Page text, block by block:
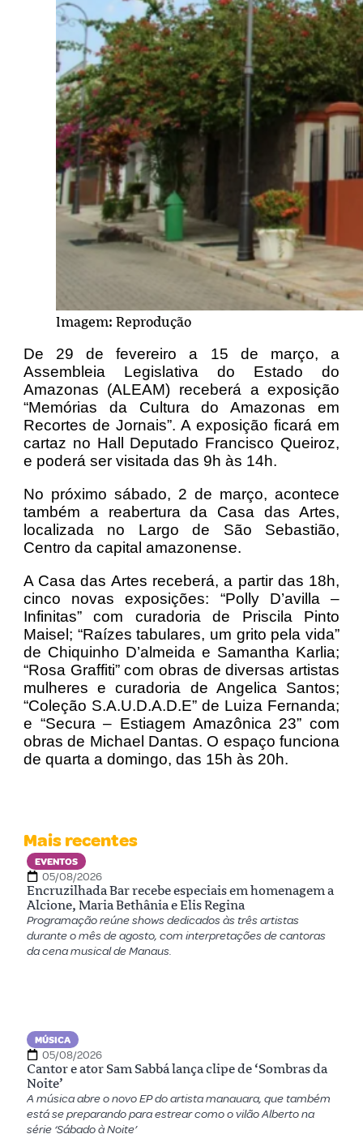
Imagem: Reprodução
De 29 de fevereiro a 15 de março, a
Assembleia Legislativa do Estado do
Amazonas (ALEAM) receberá a exposição
“Memórias da Cultura do Amazonas em
Recortes de Jornais”. A exposição ficará em
cartaz no Hall Deputado Francisco Queiroz,
e poderá ser visitada das 9h às 14h.
No próximo sábado, 2 de março, acontece
também a reabertura da Casa das Artes,
localizada no Largo de São Sebastião,
Centro da capital amazonense.
A Casa das Artes receberá, a partir das 18h,
cinco novas exposições: “Polly D’avilla –
Infinitas” com curadoria de Priscila Pinto
Maisel; “Raízes tabulares, um grito pela vida”
de Chiquinho D’almeida e Samantha Karlia;
“Rosa Graffiti” com obras de diversas artistas
mulheres e curadoria de Angelica Santos;
“Coleção S.A.U.D.A.D.E” de Luiza Fernanda;
e “Secura – Estiagem Amazônica 23” com
obras de Michael Dantas. O espaço funciona
de quarta a domingo, das 15h às 20h.
Mais recentes
EVENTOS
05/08/2026
Encruzilhada Bar recebe especiais em homenagem a
Alcione, Maria Bethânia e Elis Regina
Programação reúne shows dedicados às três artistas
durante o mês de agosto, com interpretações de cantoras
da cena musical de Manaus.
MÚSICA
05/08/2026
Cantor e ator Sam Sabbá lança clipe de ‘Sombras da
Noite’
A música abre o novo EP do artista manauara, que também
está se preparando para estrear como o vilão Alberto na
série ‘Sábado à Noite’